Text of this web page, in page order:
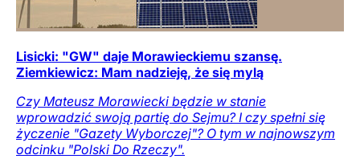
Lisicki: "GW" daje Morawieckiemu szansę.
Ziemkiewicz: Mam nadzieję, że się mylą
Czy Mateusz Morawiecki będzie w stanie
wprowadzić swoją partię do Sejmu? I czy spełni się
życzenie "Gazety Wyborczej"? O tym w najnowszym
odcinku "Polski Do Rzeczy".